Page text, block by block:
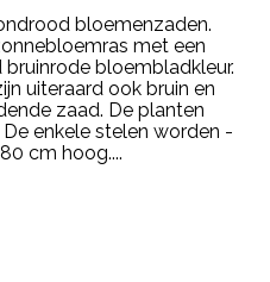
bloemenzaden.
met een
bloembladkleur.
uiteraard ook bruin en
zaad. De planten
enkele stelen worden -
cm hoog....